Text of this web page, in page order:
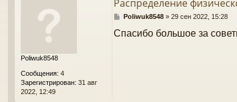
Poliwuk8548
Сообщения: 4
Зарегистрирован: 31 авг
2022, 12:49
Распределение
СPoliwuk8548» 29 сен 2022, 15:28
Спасибо большое за